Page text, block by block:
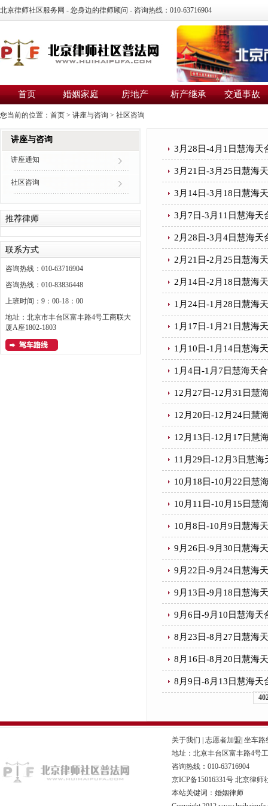
北京律师社区服务网 - 您身边的律师顾问 - 咨询热线：010-63716904
首页 婚姻家庭 房地产 析产继承 交通事故
您当前的位置： 首页 > 讲座与咨询 > 社区咨询
讲座与咨询
讲座通知
社区咨询
推荐律师
联系方式
咨询热线：010-63716904
咨询热线：010-83836448
上班时间：9：00-18：00
地址：北京市丰台区富丰路4号工商联大
厦A座1802-1803
3月28日-4月1日慧海天
3月21日-3月25日慧海
3月14日-3月18日慧海
3月7日-3月11日慧海天
2月28日-3月4日慧海天
2月21日-2月25日慧海
2月14日-2月18日慧海
1月24日-1月28日慧海
1月17日-1月21日慧海
1月10日-1月14日慧海
1月4日-1月7日慧海天
12月27日-12月31日慧
12月20日-12月24日慧
12月13日-12月17日慧
11月29日-12月3日慧
10月18日-10月22日慧
10月11日-10月15日慧
10月8日-10月9日慧海
9月26日-9月30日慧海
9月22日-9月24日慧海
9月13日-9月18日慧海
9月6日-9月10日慧海天
8月23日-8月27日慧海
8月16日-8月20日慧海
8月9日-8月13日慧海天
关于我们 志愿者加盟 坐车路
地址：北京丰台区富丰路4号
咨询热线：010-63716904
京ICP备15016331号 北京律师
本站关键词：婚姻律师